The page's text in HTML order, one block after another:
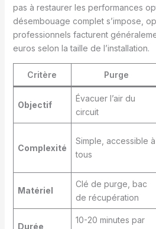
pas à restaurer les performances
désembouage complet s’impose,
professionnels facturent
euros selon la taille de l’installation.
Critère Purge
Objectif
Évacuer l’air du
circuit
Complexité
Simple, accessible à
tous
Matériel
Clé de purge, bac
de récupération
Durée
10-20 minutes par